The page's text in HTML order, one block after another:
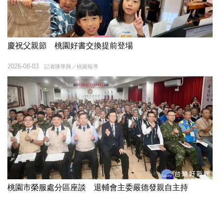
慶祝父親節 桃園好書交換提前登場
記者陳華興／桃園報導
2026-08-03
桃園市榮服處分區座談 退輔會主委嚴德發親自主持